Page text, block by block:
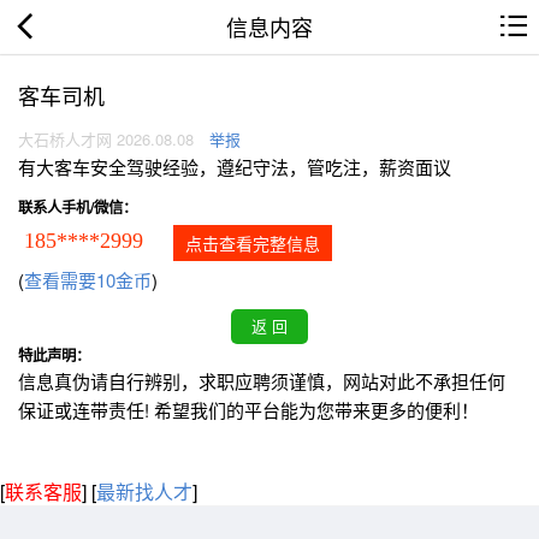
信息内容
客车司机
大石桥人才网 2026.08.08 举报
有大客车安全驾驶经验，遵纪守法，管吃注，薪资面议
联系人手机/微信：
185****2999 点击查看完整信息
(查看需要10金币)
特此声明：
信息真伪请自行辨别，求职应聘须谨慎，网站对此不承担任何
保证或连带责任! 希望我们的平台能为您带来更多的便利！
[联系客服] [最新找人才]